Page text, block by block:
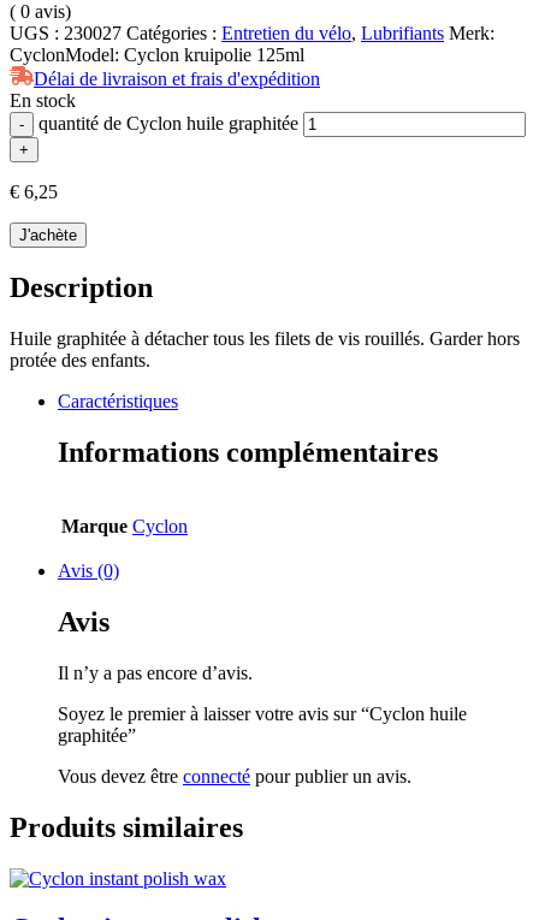
( 0 avis)
UGS : 230027 Catégories : Entretien du vélo, Lubrifiants Merk:
CyclonModel: Cyclon kruipolie 125ml
Délai de livraison et frais d'expédition
En stock
- quantité de Cyclon huile graphitée
+
€ 6,25
J'achète
Description
Huile graphitée à détacher tous les filets de vis rouillés. Garder hors
protée des enfants.
Caractéristiques
Informations complémentaires
Marque Cyclon
Avis (0)
Avis
Il n’y a pas encore d’avis.
Soyez le premier à laisser votre avis sur “Cyclon huile
graphitée”
Vous devez être connecté pour publier un avis.
Produits similaires